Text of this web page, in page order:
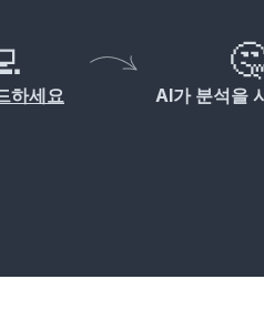
하세요 AI가 분석을